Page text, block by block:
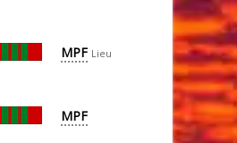
MPF Lieu
MPF